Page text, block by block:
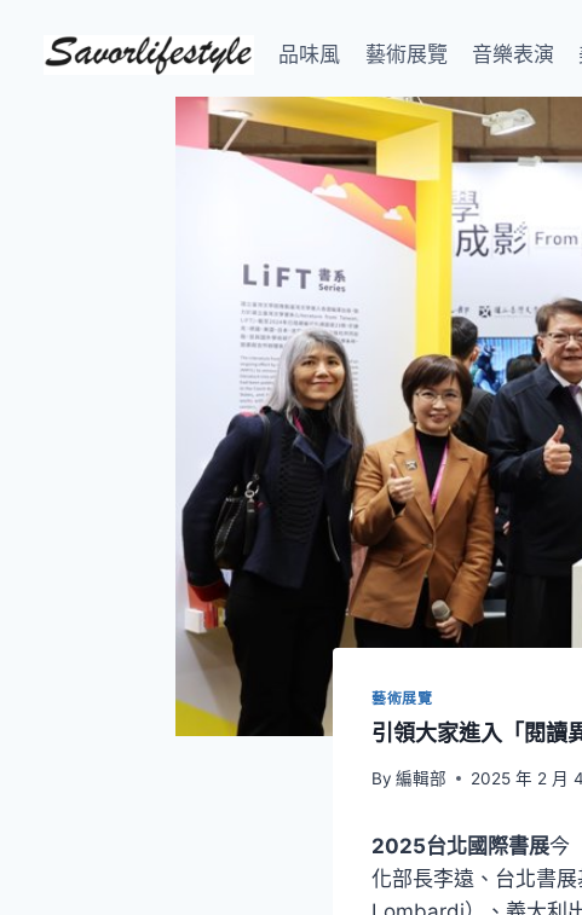
品味風 藝術展覽 音樂表演
藝術展覽
引領大家進入「閱讀
By 編輯部 2025 年 2 月
2025台北國際書展今
化部長李遠、台北書